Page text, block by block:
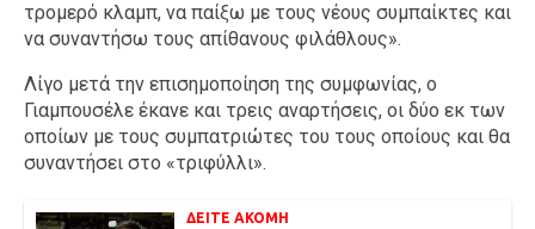
τρομερό κλαμπ, να παίξω με τους νέους συμπαίκτες και
να συναντήσω τους απίθανους φιλάθλους».
Λίγο μετά την επισημοποίηση της συμφωνίας, ο
Γιαμπουσέλε έκανε και τρεις αναρτήσεις, οι δύο εκ των
οποίων με τους συμπατριώτες του τους οποίους και θα
συναντήσει στο «τριφύλλι».
ΔΕΙΤΕ ΑΚΟΜΗ